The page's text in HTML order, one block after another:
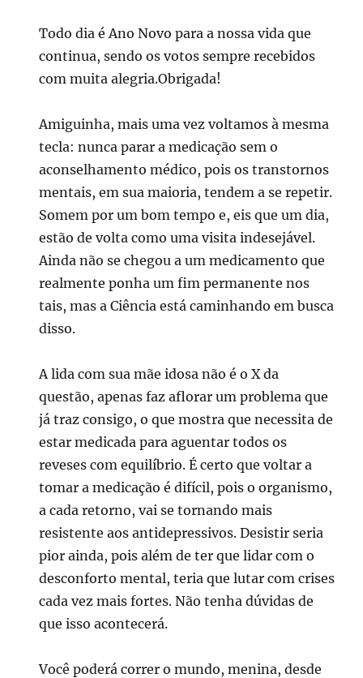
Todo dia é Ano Novo para a nossa vida que
continua, sendo os votos sempre recebidos
com muita alegria.Obrigada!
Amiguinha, mais uma vez voltamos à mesma
tecla: nunca parar a medicação sem o
aconselhamento médico, pois os transtornos
mentais, em sua maioria, tendem a se repetir.
Somem por um bom tempo e, eis que um dia,
estão de volta como uma visita indesejável.
Ainda não se chegou a um medicamento que
realmente ponha um fim permanente nos
tais, mas a Ciência está caminhando em busca
disso.
A lida com sua mãe idosa não é o X da
questão, apenas faz aflorar um problema que
já traz consigo, o que mostra que necessita de
estar medicada para aguentar todos os
reveses com equilíbrio. É certo que voltar a
tomar a medicação é difícil, pois o organismo,
a cada retorno, vai se tornando mais
resistente aos antidepressivos. Desistir seria
pior ainda, pois além de ter que lidar com o
desconforto mental, teria que lutar com crises
cada vez mais fortes. Não tenha dúvidas de
que isso acontecerá.
Você poderá correr o mundo, menina, desde